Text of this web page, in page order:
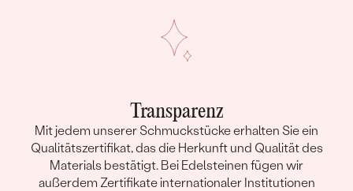
Transparenz
Mit jedem unserer Schmuckstücke erhalten Sie ein
Qualitätszertifikat, das die Herkunft und Qualität des
Materials bestätigt. Bei Edelsteinen fügen wir
außerdem Zertifikate internationaler Institutionen